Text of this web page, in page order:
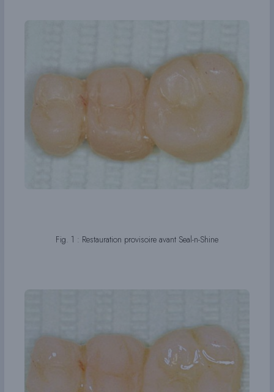
Fig. 1 : Restauration provisoire avant Seal-n-Shine